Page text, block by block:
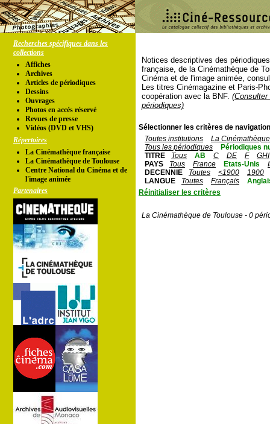
Recherches spécifiques dans les
collections
Affiches
Archives
Articles de périodiques
Dessins
Ouvrages
Photos en accés réservé
Revues de presse
Vidéos (DVD et VHS)
Répertoires
La Cinémathèque française
La Cinémathèque de Toulouse
Centre National du Cinéma et de
l'image animée
Partenaires
Notices descriptives des
française, de la Cinémathèque de
Cinéma et de l'image animée,
Les titres Cinémagazine et Paris-
coopération avec la BNF.
périodiques)
Sélectionner les critères de
Toutes institutions
La
Tous les périodiques
Périodiques
TITRE
Tous AB C DE F
GHI
PAYS
Tous France Etats-Unis
DECENNIE
Toutes <1900
1900
LANGUE
Toutes Français
Réinitialiser les critères
La Cinémathèque de Toulouse - 0